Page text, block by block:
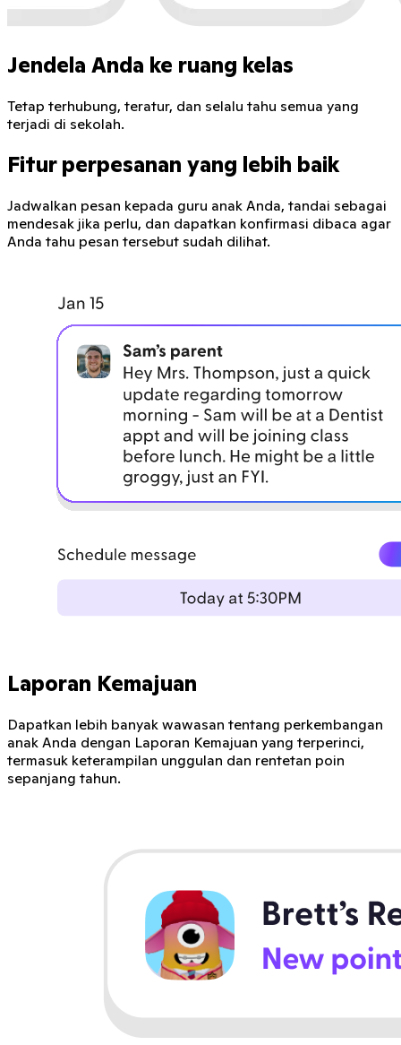
Jendela Anda ke ruang kelas
Tetap terhubung, teratur, dan selalu tahu semua yang
terjadi di sekolah.
Fitur perpesanan yang lebih baik
Jadwalkan pesan kepada guru anak Anda, tandai sebagai
mendesak jika perlu, dan dapatkan konfirmasi dibaca agar
Anda tahu pesan tersebut sudah dilihat.
Laporan Kemajuan
Dapatkan lebih banyak wawasan tentang perkembangan
anak Anda dengan Laporan Kemajuan yang terperinci,
termasuk keterampilan unggulan dan rentetan poin
sepanjang tahun.